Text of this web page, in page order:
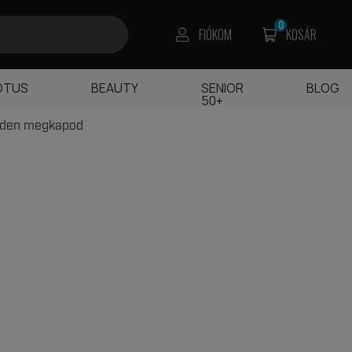
megkapod
FIÓKOM KOSÁR
0
BEAUTY SENIOR
50+
BLOG